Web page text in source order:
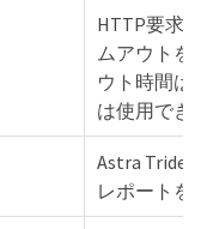
HTTP要求
ムアウトを
ウト時間
は使用でき
Astra
レポートを